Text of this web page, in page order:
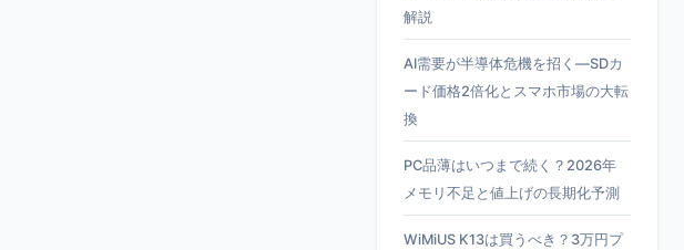
解説
AI需要が半導体危機を招く—SDカ
ード価格2倍化とスマホ市場の大転
換
PC品薄はいつまで続く？2026年
メモリ不足と値上げの長期化予測
WiMiUS K13は買うべき？3万円プ